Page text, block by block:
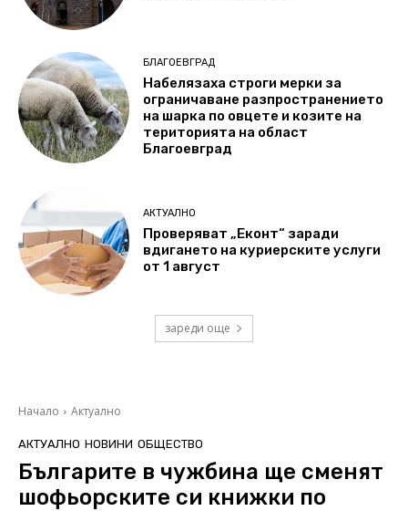
БЛАГОЕВГРАД
Набелязаха строги мерки за
ограничаване разпространението
на шарка по овцете и козите на
територията на област
Благоевград
АКТУАЛНО
Проверяват „Еконт“ заради
вдигането на куриерските услуги
от 1 август
зареди още